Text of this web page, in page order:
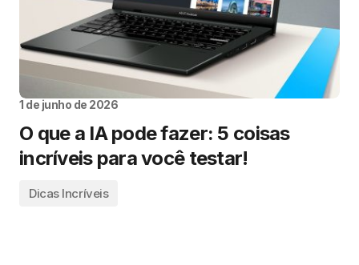
1 de junho de 2026
O que a IA pode fazer: 5 coisas
incríveis para você testar!
Dicas Incríveis